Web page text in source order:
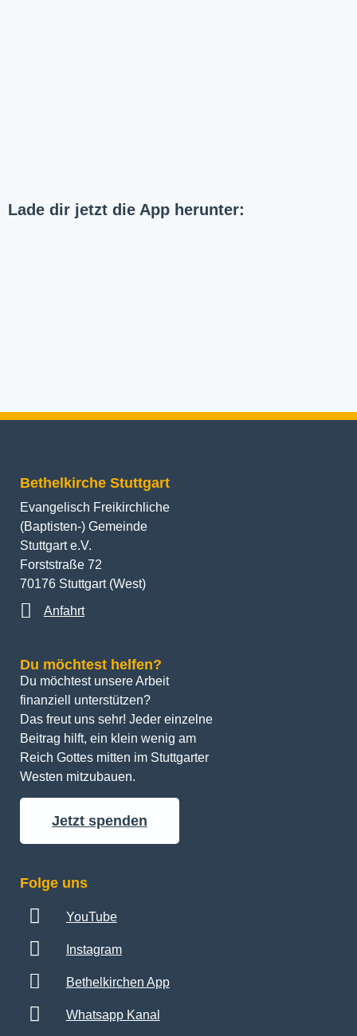
Lade dir jetzt die App herunter:
Bethelkirche Stuttgart
Evangelisch Freikirchliche
(Baptisten-) Gemeinde
Stuttgart e.V.
Forststraße 72
70176 Stuttgart (West)
Anfahrt
Du möchtest helfen?
Du möchtest unsere Arbeit
finanziell unterstützen?
Das freut uns sehr! Jeder einzelne
Beitrag hilft, ein klein wenig am
Reich Gottes mitten im Stuttgarter
Westen mitzubauen.
Jetzt spenden
Folge uns
YouTube
Instagram
Bethelkirchen App
Whatsapp Kanal